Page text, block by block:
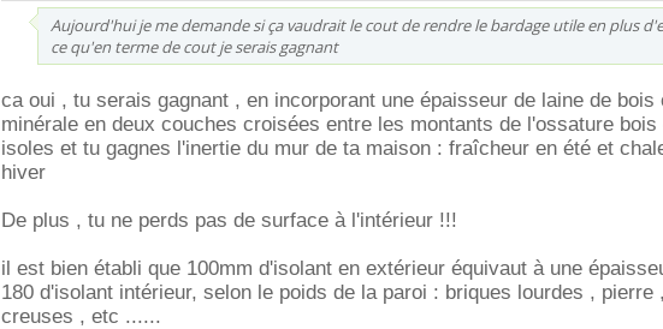
Aujourd'hui je me demande si ça vaudrait le cout de rendre le bardage utile en plus
ce qu'en terme de cout je serais gagnant
ca oui , tu serais gagnant , en incorporant une épaisseur de laine de bois
minérale en deux couches croisées entre les montants de l'ossature bois
isoles et tu gagnes l'inertie du mur de ta maison : fraîcheur en été et
hiver
De plus , tu ne perds pas de surface à l'intérieur !!!
il est bien établi que 100mm d'isolant en extérieur équivaut à une
180 d'isolant intérieur, selon le poids de la paroi : briques lourdes , pierre
creuses , etc ......